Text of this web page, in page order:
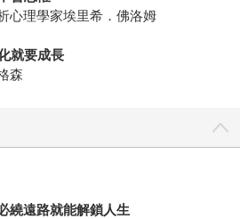
心理學家埃里希．佛洛姆
就要成長
森
繞遠路就能解鎖人生